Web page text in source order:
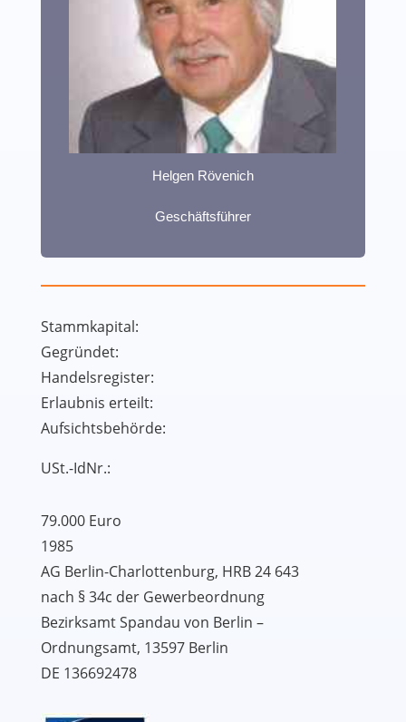
Helgen Rövenich
Geschäftsführer
Stammkapital:
Gegründet:
Handelsregister:
Erlaubnis erteilt:
Aufsichtsbehörde:
USt.-IdNr.:
79.000 Euro
1985
AG Berlin-Charlottenburg, HRB 24 643
nach § 34c der Gewerbeordnung
Bezirksamt Spandau von Berlin –
Ordnungsamt, 13597 Berlin
DE 136692478